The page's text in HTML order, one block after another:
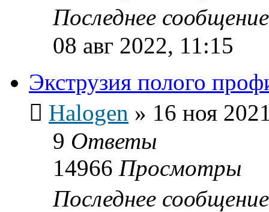
Последнее
08 авг 2022, 11:15
Экструзия полого
Halogen » 16 ноя
9 Ответы
14966 Просмотры
Последнее